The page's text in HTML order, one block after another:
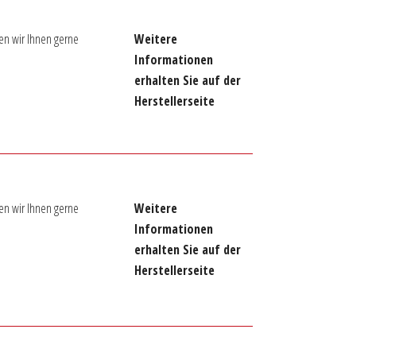
wir Ihnen gerne
Weitere
Informationen
erhalten Sie auf der
Herstellerseite
wir Ihnen gerne
Weitere
Informationen
erhalten Sie auf der
Herstellerseite